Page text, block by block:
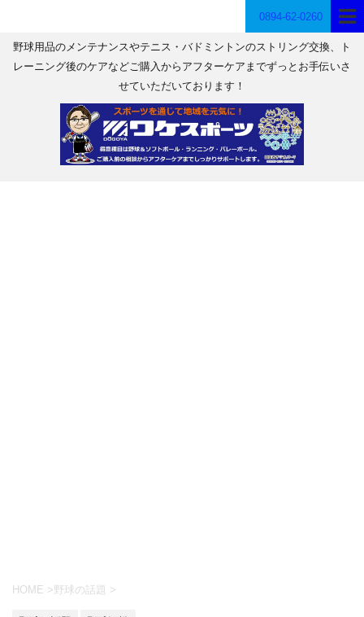
0894-62-0260
野球用品のメンテナンスやテニス・バドミントンのストリング交換、ト
レーニング後のケアなどご購入からアフターケアまでずっとお手伝いさ
せていただいております！
HOME >野球の話題 >